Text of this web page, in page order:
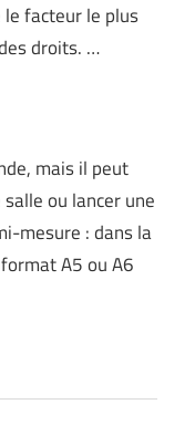
le facteur le plus
droits. …
mais il peut
ou lancer une
mesure : dans la
A5 ou A6